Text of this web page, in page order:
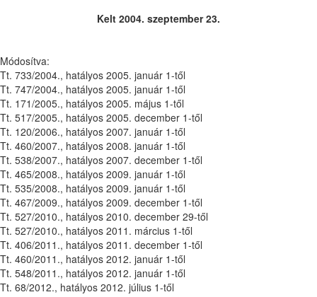
Kelt 2004. szeptember 23.
Módosítva:
Tt. 733/2004., hatályos 2005. január 1-től
Tt. 747/2004., hatályos 2005. január 1-től
Tt. 171/2005., hatályos 2005. május 1-től
Tt. 517/2005., hatályos 2005. december 1-től
Tt. 120/2006., hatályos 2007. január 1-től
Tt. 460/2007., hatályos 2008. január 1-től
Tt. 538/2007., hatályos 2007. december 1-től
Tt. 465/2008., hatályos 2009. január 1-től
Tt. 535/2008., hatályos 2009. január 1-től
Tt. 467/2009., hatályos 2009. december 1-től
Tt. 527/2010., hatályos 2010. december 29-től
Tt. 527/2010., hatályos 2011. március 1-től
Tt. 406/2011., hatályos 2011. december 1-től
Tt. 460/2011., hatályos 2012. január 1-től
Tt. 548/2011., hatályos 2012. január 1-től
Tt. 68/2012., hatályos 2012. július 1-től